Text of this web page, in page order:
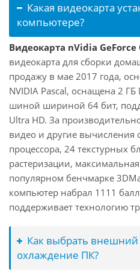
Какая видеокарта
компьютере?
Видеокарта nVidia GeForce
видеокарта для сборки
продажу в мае 2017 года,
NVIDIA Pascal, оснащена 2
шиной шириной 64 бит,
Ultra HD. За
видео и другие вычисления
процессора, 24 текстурных
растеризации,
популярном бенчмарке
компьютер набрал 1111
поддерживает технологию
Как выбрать внешний
охлаждение ПК?